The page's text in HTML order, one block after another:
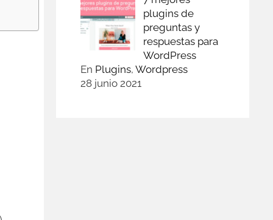
plugins de
preguntas y
respuestas para
WordPress
En Plugins,Wordpress
28 junio 2021